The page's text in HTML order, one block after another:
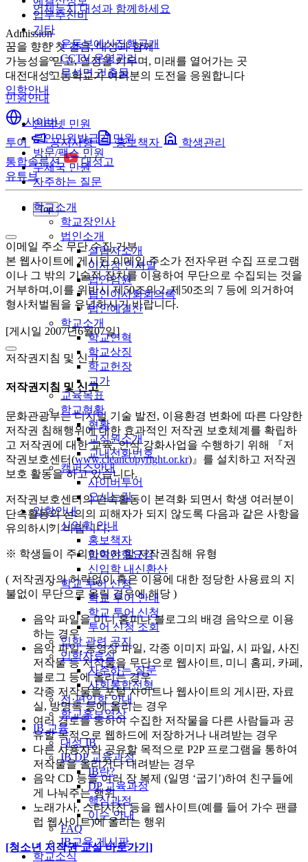
업무추진비
기타
운동부예산집행공개
CCTV 운영관리
무석면 건출물
민원안내
인터넷 민원
무인민원발급기 민원
방문/팩스 민원
우체국 민원
자주하는 질문
학교소개
학교장인사
법인소개
설립자소개
이사장 인사말
법인임원
법인이사회회의록
법인예결산
학교소개
학교연혁
학교상징
학교헌장
교가
교육목표
학교현황
현황
교직원소개
교내전화번호
캠퍼스안내
사이버투어
오시는길
입학안내
신입학 안내
홍보책자
입학전형요강
신입학 내신환산
학교 투어 신청
학교 투어 안내
학교 투어 신청
투어 신청 조회
입학 관련 공지
입학자료실
자주하는 질문
사회통합전형
전·편입학 안내
학교홍보영상
IB 교육
대성 IB
IB DP 교육과정
IB란?
DP 교육과정
핵심과정
이수 안내
FAQ
IB교육 게시판
학교소식
언제든지 대성과 함께하세요
Admission
꿈을 향한 첫 걸음, 대성과 함께
가능성을 믿고, 열정을 키우며, 미래를 열어가는 곳
대전대성고등학교가 여러분의 도전을 응원합니다
입학안내
사이버
투어
공지사항 홍보책자
학생관리
통합솔루션
대성고
유튜브
Top
이메일 주소 무단 수집 거부
본 웹사이트에 게시된 이메일 주소가 전자우편 수집 프로그램
이나 그 밖의 기술적 장치를 이용하여 무단으로 수집되는 것을
거부하며,이를 위반시 제50조의 2, 제50조의 7 등에 의거하여
형사처벌됨을 유념하시기 바랍니다.
[게시일 2007년6월07일]
저작권지침 및 신고
저작권지침 및 신고
문화관광부는 디지털 기술 발전, 이용환경 변화에 따른 다양한
저작권 침해행위에 대한 효과적인 저작권 보호체계를 확립하
고 저작권에 대한 교육, 인식 강화사업을 수행하기 위해 『저
작권보호센터(www.cleancopyright.or.kr)』를 설치하고 저작권
보호 활동을 하고 있습니다.
저작권보호센터의 단속활동이 본격화 되면서 학생 여러분이
단속활동의 선의의 피해자가 되지 않도록 다음과 같은 사항을
유의하시기 바랍니다.
※ 학생들이 주의하여야 할 저작권침해 유형
( 저작권자의 허락없이 혹은 이용에 대한 정당한 사용료의 지
불없이 무단으로 올릴 경우에 해당 )
음악 파일을 미니 홈피나 블로그의 배경 음악으로 이용
하는 경우
음악 파일, 동영상 파일, 각종 이미지 파일, 시 파일, 사진
저작물 등 저작물을 무단으로 웹사이트, 미니 홈피, 카페,
블로그 등에 올리는 경우
각종 저작물을 포털 사이트나 웹사이트의 게시판, 자료
실, 방명록 등에 올리는 경우
여러 경로를 통하여 수집한 저작물을 다른 사람들과 공
유할 목적으로 웹하드에 저장하거나 내려받는 경우
다른 사용자와 공유할 목적으로 P2P 프로그램을 통하여
저작물을 올리거나 내려받는 경우
음악 CD 등을 여러 장 복제 (일명 ‘굽기’)하여 친구들에
게 나눠주는 행위
노래가사, 스타사진 등을 웹사이트(예를 들어 가수 팬클
럽 웹사이트)에 올리는 행위
[청소년 저작권 교실 바로가기]